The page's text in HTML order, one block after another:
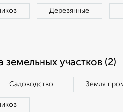
Деревянные
участков (2)
Садоводство Земля